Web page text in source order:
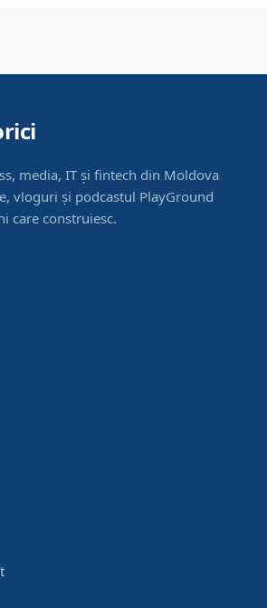
media, IT și fintech din Moldova
vloguri și podcastul PlayGround
care construiesc.